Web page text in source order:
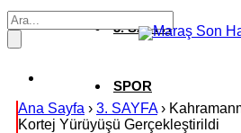
3. SAYFA
SPOR
Ana Sayfa › 3. SAYFA›
Kortej Yürüyüşü Gerçekleştirildi